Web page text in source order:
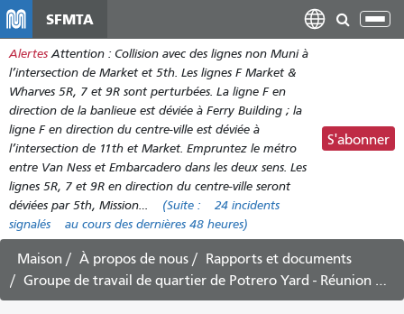
contenu
principal
SFMTA
Alertes Attention : Collision avec des lignes non Muni à
l’intersection de Market et 5th. Les lignes F Market &
Wharves 5R, 7 et 9R sont perturbées. La ligne F en
direction de la banlieue est déviée à Ferry Building ; la
ligne F en direction du centre-ville est déviée à
l’intersection de 11th et Market. Empruntez le métro
entre Van Ness et Embarcadero dans les deux sens. Les
lignes 5R, 7 et 9R en direction du centre-ville seront
déviées par 5th, Mission…
(Suite :
24 incidents
signalés
au cours des dernières 48 heures)
S'abonner
Maison À propos de nous
Rapports et documents
Groupe de travail de quartier de Potrero Yard - Réunion du 7 mars 2023 - Ordre du jour n° 30